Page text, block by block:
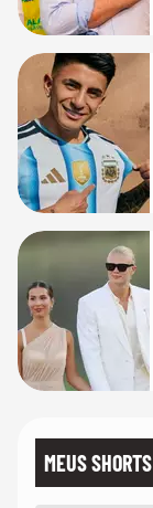
MEUS SHORTS